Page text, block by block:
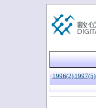
1996(2) 1997(5)